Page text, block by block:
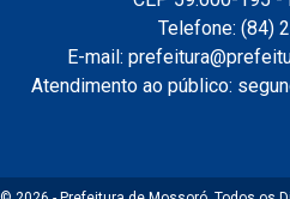
Telefone: (84)
E-mail:
Atendimento ao público: